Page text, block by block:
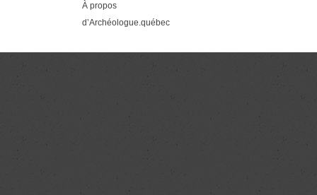
À propos
d’Archéologue.québec